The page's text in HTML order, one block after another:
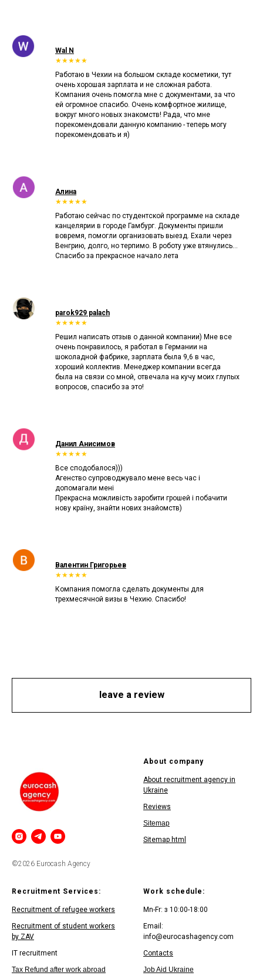
Wal N
★★★★★
Работаю в Чехии на большом складе косметики, тут
очень хорошая зарплата и не сложная работа.
Компания очень помогла мне с документами, за что
ей огромное спасибо. Очень комфортное жилище,
вокруг много новых знакомств! Рада, что мне
порекомендовали данную компанию - теперь могу
порекомендовать и я)
Алина
★★★★★
Работаю сейчас по студентской программе на складе
канцелярии в городе Гамбург. Документы пришли
вовремя, помогли организовать выезд. Ехали через
Венгрию, долго, но терпимо. В роботу уже втянулись...
Спасибо за прекрасное начало лета
parok929 palach
★★★★★
Решил написать отзыв о данной компании) Мне все
очень понравилось, я работал в Германии на
шоколадной фабрике, зарплата была 9,6 в час,
хороший коллектив. Менеджер компании всегда
была на связи со мной, отвечала на кучу моих глупых
вопросов, спасибо за это!
Данил Анисимов
★★★★★
Все сподобалося)))
Агенство супроводжувало мене весь час і
допомагали мені
Прекрасна можливість заробити грошей і побачити
нову країну, знайти нових знайомств)
Валентин Григорьев
★★★★★
Компания помогла сделать документы для
трехмесячной визы в Чехию. Спасибо!
leave a review
©2026 Eurocash Agency
About company
About recruitment agency in
Ukraine
Reviews
Sitemap
Sitemap html
Recruitment Services:
Recruitment of refugee workers
Recruitment of student workers
by ZAV
IT recruitment
Tax Refund after work abroad
Work schedule:
Mn-Fr: з 10:00-18:00
Email:
info@eurocashagency.com
Contacts
Job Aid Ukraine